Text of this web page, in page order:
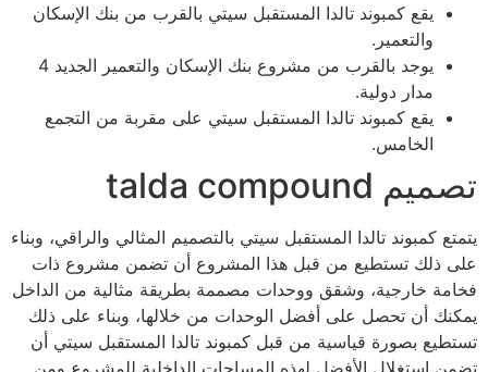
يقع كمبوند تالدا المستقبل سيتي بالقرب من بنك الإسكان
والتعمير.
يوجد بالقرب من مشروع بنك الإسكان والتعمير الجديد 4
مدار دولية.
يقع كمبوند تالدا المستقبل سيتي على مقربة من التجمع
الخامس.
تصميم talda compound
يتمتع كمبوند تالدا المستقبل سيتي بالتصميم المثالي والراقي، وبناء
على ذلك تستطيع من قبل هذا المشروع أن تضمن مشروع ذات
فخامة خارجية، وشقق ووحدات مصممة بطريقة مثالية من الداخل
يمكنك أن تحصل على أفضل الوحدات من خلالها، وبناء على ذلك
تستطيع بصورة قياسية من قبل كمبوند تالدا المستقبل سيتي أن
تضمن استغلال الأفضل لهذه المساحات الداخلية للمشروع ومن